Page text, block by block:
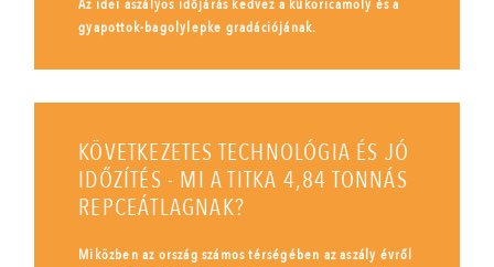
Az idei aszályos időjárás kedvez a kukoricamoly és a
gyapottok-bagolylepke gradációjának.
KÖVETKEZETES TECHNOLÓGIA ÉS JÓ
IDŐZÍTÉS - MI A TITKA 4,84 TONNÁS
REPCEÁTLAGNAK?
Miközben az ország számos térségében az aszály évről